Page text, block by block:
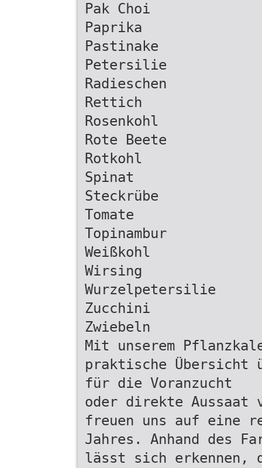
Pak Choi
Paprika
Pastinake
Petersilie
Radieschen
Rettich
Rosenkohl
Rote Beete
Rotkohl
Spinat
Steckrübe
Tomate
Topinambur
Weißkohl
Wirsing
Wurzelpetersilie
Zucchini
Zwiebeln
Mit unserem
praktische Übersicht
für die Voranzucht
oder direkte Aussaat
freuen uns auf eine
Jahres. Anhand des
lässt sich erkennen,